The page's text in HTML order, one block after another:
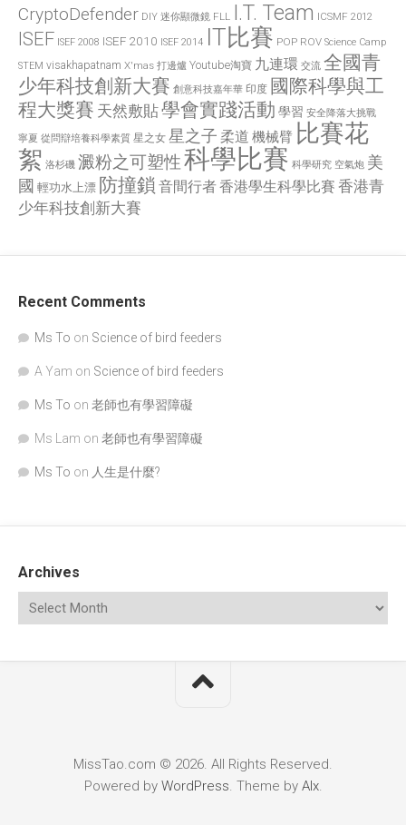
CryptoDefender DIY 迷你顯微鏡 FLL I.T. Team ICSMF 2012
ISEF ISEF 2008 ISEF 2010 ISEF 2014 IT比賽 POP ROV Science Camp
STEM visakhapatnam X'mas 打邊爐 Youtube淘寶 九連環 交流 全國青
少年科技創新大賽 創意科技嘉年華 印度 國際科學與工
程大獎賽 天然敷貼學會實踐活動 學習 安全降落大挑戰
寧夏 從問辯培養科學素質 星之女 星之子 柔道 機械臂 比賽花
絮 洛杉磯 澱粉之可塑性科學比賽 科學研究 空氣炮 美
國 輕功水上漂 防撞鎖 音間行者香港學生科學比賽 香港青
少年科技創新大賽
Recent Comments
Ms To on Science of bird feeders
A Yam on Science of bird feeders
Ms To on 老師也有學習障礙
Ms Lam on 老師也有學習障礙
Ms To on 人生是什麼?
Archives
MissTao.com © 2026. All Rights Reserved.
Powered by WordPress. Theme by Alx.